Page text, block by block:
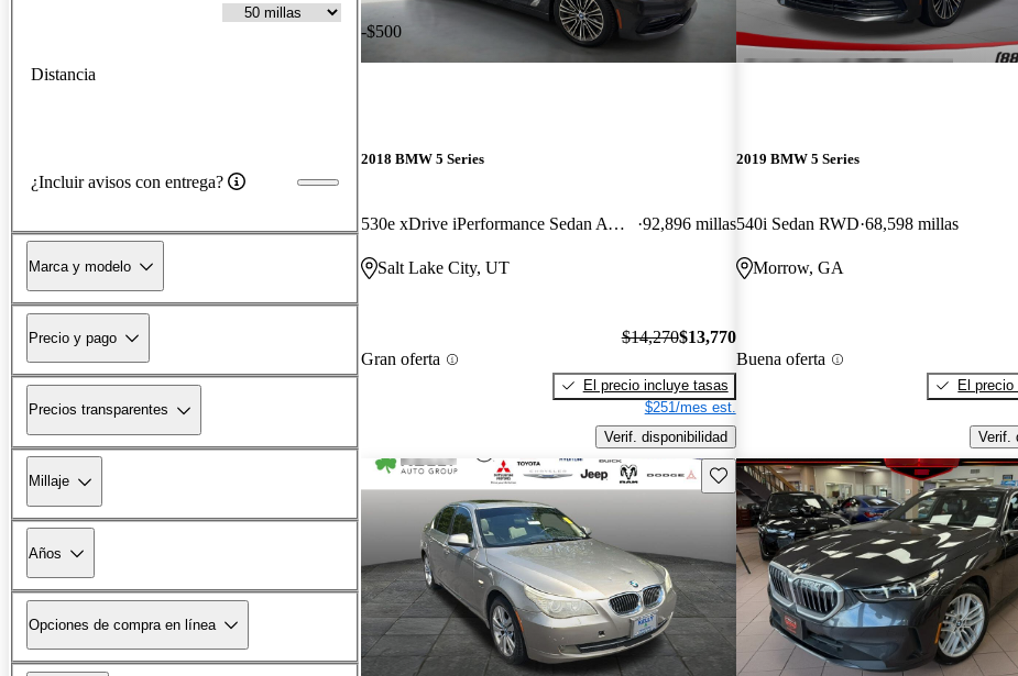
Distancia
¿Incluir avisos con entrega?
Marca y modelo
Precio y pago
Precios transparentes
Millaje
Años
Opciones de compra en línea
-$500
2018 BMW 5 Series
530e xDrive iPerformance Sedan AWD 92,896 millas
Salt Lake City, UT
Gran oferta
$14,270$13,770
El precio incluye tasas
$251/mes est.
Verif. disponibilidad
2019 BMW 5 Series
540i Sedan RWD 68,598 millas
Morrow, GA
Buena oferta
El
Verif.
Guarda este Aviso